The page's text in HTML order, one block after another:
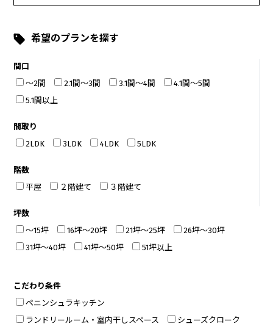
希望のプランを探す
間口
～2間
2.1間～3間 3.1間～4間
4.1間～5間
5.1間以上
間取り
2LDK
3LDK 4LDK 5LDK
階数
平屋
２階建て ３階建て
坪数
～15坪
16坪～20坪 21坪～25坪
26坪～30坪
31坪～40坪
41坪～50坪 51坪以上
こだわり条件
ペニンシュラキッチン
ランドリールーム・室内干しスペース
シューズクローク